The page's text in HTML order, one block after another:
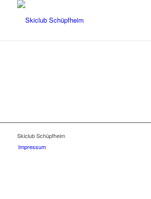
Skiclub Schüpfheim
Impressum